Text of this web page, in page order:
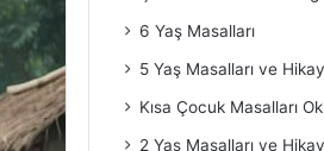
6 Yaş Masalları
5 Yaş Masalları ve
Kısa Çocuk Masalları
2 Yaş Masalları ve